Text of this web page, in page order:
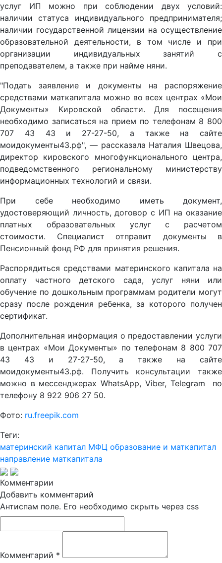
услуг ИП можно при соблюдении двух условий:
наличии статуса индивидуального предпринимателя;
наличии государственной лицензии на осуществление
образовательной деятельности, в том числе и при
организации индивидуальных занятий с
преподавателем, а также при найме няни.
"Подать заявление и документы на распоряжение
средствами маткапитала можно во всех центрах «Мои
Документы» Кировской области. Для посещения
необходимо записаться на прием по телефонам 8 800
707 43 43 и 27-27-50, а также на сайте
моидокументы43.рф", — рассказала Наталия Швецова,
директор кировского многофункционального центра,
подведомственного региональному министерству
информационных технологий и связи.
При себе необходимо иметь документ,
удостоверяющий личность, договор с ИП на оказание
платных образовательных услуг с расчетом
стоимости. Специалист отправит документы в
Пенсионный фонд РФ для принятия решения.
Распорядиться средствами материнского капитала на
оплату частного детского сада, услуг няни или
обучение по дошкольным программам родители могут
сразу после рождения ребенка, за которого получен
сертификат.
Дополнительная информация о предоставлении услуги
в центрах «Мои Документы» по телефонам 8 800 707
43 43 и 27-27-50, а также на сайте
моидокументы43.рф. Получить консультации также
можно в мессенджерах WhatsApp, Viber, Telegram по
телефону 8 922 906 27 50.
Фото: ru.freepik.com
Теги:
материнский капитал МФЦ образование и маткапитал
направление маткапитала
Комментарии
Добавить комментарий
Антиспам поле. Его необходимо скрыть через css
Комментарий *